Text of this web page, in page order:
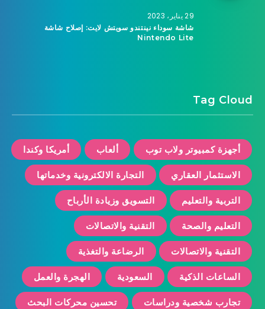
29 يناير، 2023
شاشة سوداء نينتندو سويتش لايت: إصلاح شاشة
Nintendo Lite
Tag Cloud
أجهزة كمبيوتر ولاب توب ألعاب أمريكا وكندا
الاستثمار العقاري التجارة الالكترونية وخدماتها
التربية والتعليم التسويق وزيادة الأرباح
التعليم والصحة التقنية والاتصالات
التقنية والاتصالات الرضاعة والتغذية
الساعات الذكية السعودية الهجرة والعمل
تجارب شخصية ودراسات تحسين محركات البحث